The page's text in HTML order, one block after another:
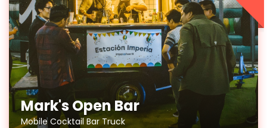
Mark's Open Bar
Mobile Cocktail Bar Truck